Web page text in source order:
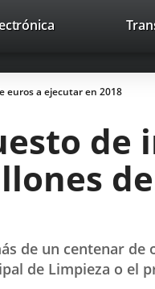
Contacto
Link
Link
application.
euros a ejecutar en 2018
de
de un centenar de
de Limpieza o el